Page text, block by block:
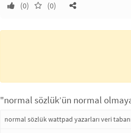
(0) (0)
"normal sözlük’ün normal
normal sözlük wattpad yazarları veri